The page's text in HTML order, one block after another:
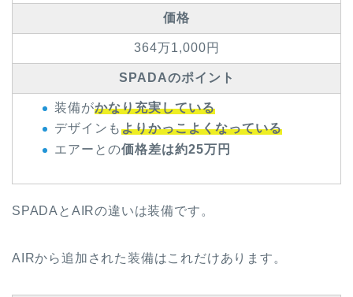
価格
364万1,000円
SPADAのポイント
装備がかなり充実している
デザインもよりかっこよくなっている
エアーとの価格差は約25万円
SPADAとAIRの違いは装備です。
AIRから追加された装備はこれだけあります。